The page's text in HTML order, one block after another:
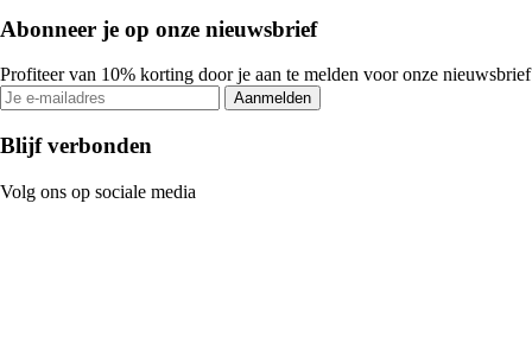
Abonneer je op onze nieuwsbrief
Profiteer van 10% korting door je aan te melden voor onze nieuwsbrief
Aanmelden
Blijf verbonden
Volg ons op sociale media